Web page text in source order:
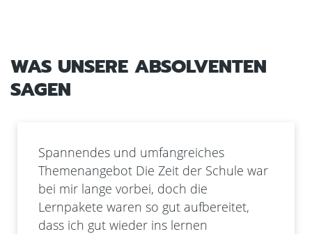
WAS UNSERE ABSOLVENTEN
SAGEN
Ich habe die Weiterbildung zur
Fachkraft nebenbei zu meinem
Vollzeitjob gemacht, um tiefere
in mein Hobby zu bekommen und
diesem auch nebenberuflich